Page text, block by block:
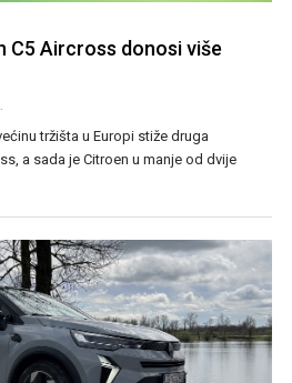
C5 Aircross donosi više
tržišta u Europi stiže druga
a sada je Citroen u manje od dvije